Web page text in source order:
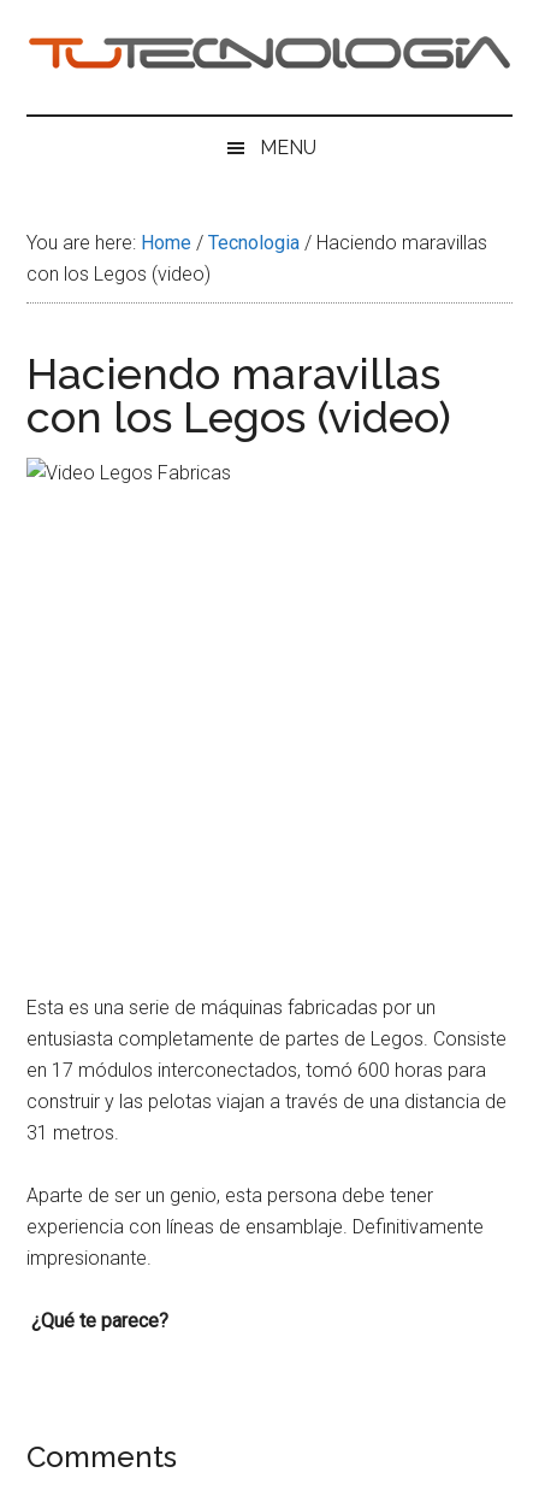
content
menu
sidebar
Tu
Tecnologia
MENU
You are here: Home / Tecnologia / Haciendo maravillas
con los Legos (video)
Haciendo maravillas
con los Legos (video)
Esta es una serie de máquinas fabricadas por un
entusiasta completamente de partes de Legos. Consiste
en 17 módulos interconectados, tomó 600 horas para
construir y las pelotas viajan a través de una distancia de
31 metros.
Aparte de ser un genio, esta persona debe tener
experiencia con líneas de ensamblaje. Definitivamente
impresionante.
¿Qué te parece?
Reader
Comments